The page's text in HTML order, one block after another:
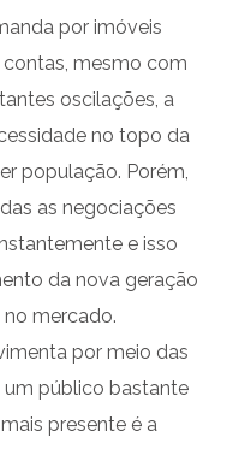
por imóveis
contas, mesmo com
oscilações, a
no topo da
população. Porém,
as negociações
e isso
da nova geração
mercado.
por meio das
público bastante
presente é a